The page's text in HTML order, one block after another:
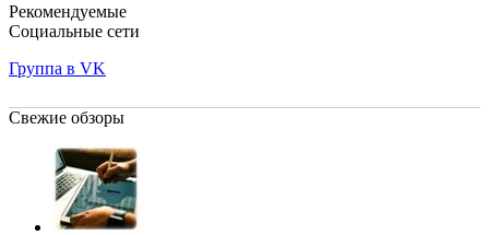
Рекомендуемые
Социальные сети
Группа в VK
Свежие обзоры